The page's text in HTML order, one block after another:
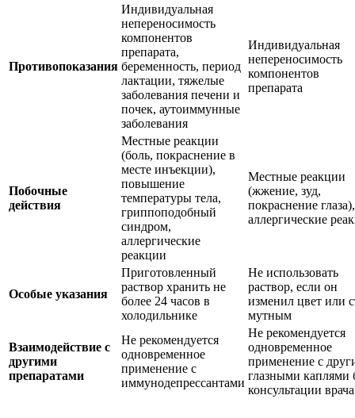
Противопоказания
Индивидуальная
непереносимость
компонентов
препарата,
беременность, период
лактации, тяжелые
заболевания печени и
почек, аутоиммунные
заболевания
Индивидуальная
непереносимость
компонентов
препарата
Побочные
действия
Местные реакции
(боль, покраснение в
месте инъекции),
повышение
температуры тела,
гриппоподобный
синдром,
аллергические
реакции
Местные реакции
(жжение, зуд,
покраснение глаза),
аллергические
Особые указания
Приготовленный
раствор хранить не
более 24 часов в
холодильнике
Не использовать
раствор, если он
изменил цвет или
мутным
Взаимодействие с
другими
препаратами
Не рекомендуется
одновременное
применение с
иммунодепрессантами
Не рекомендуется
одновременное
применение с
глазными каплями
консультации врача